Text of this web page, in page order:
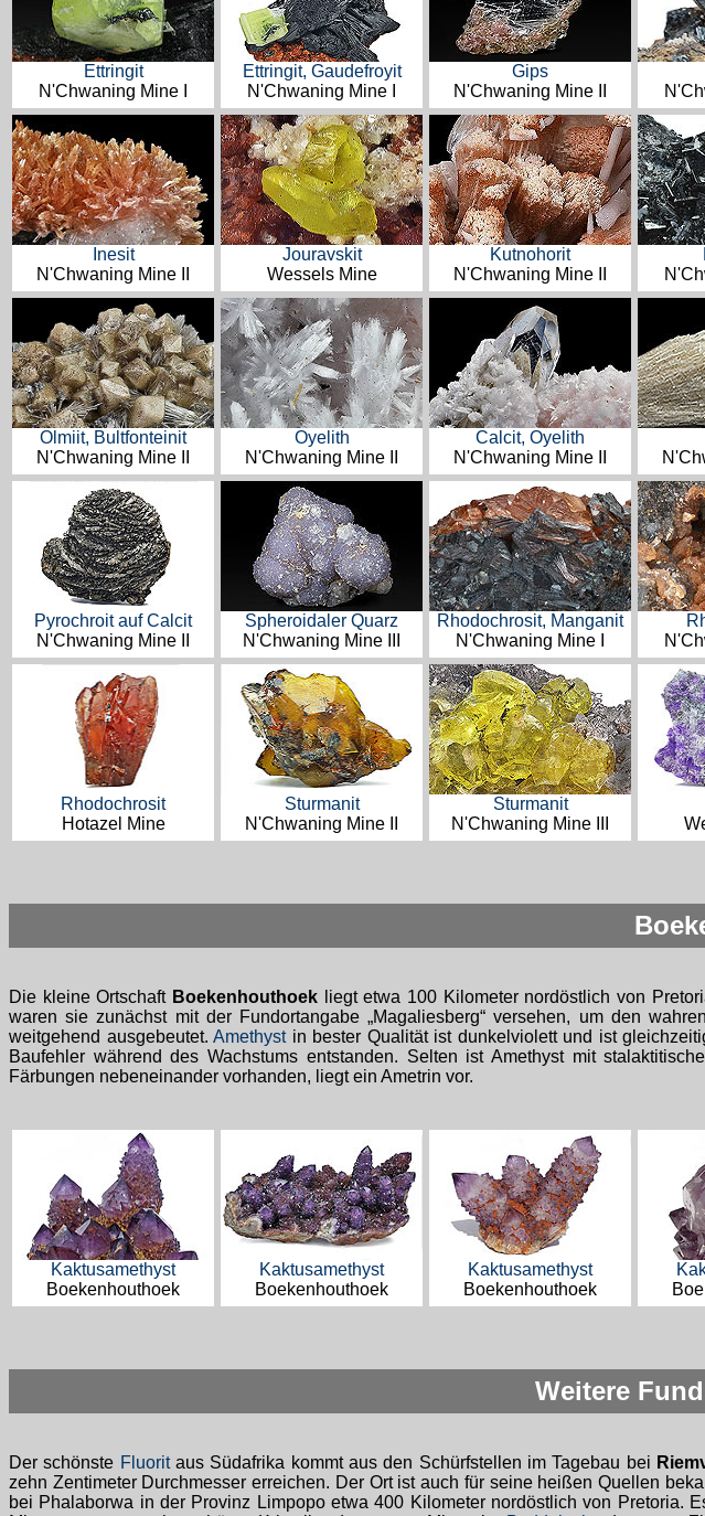
Ettringit
N'Chwaning Mine I
Ettringit, Gaudefroyit
N'Chwaning Mine I
Gips
N'Chwaning Mine II
Inesit
N'Chwaning Mine II
Jouravskit
Wessels Mine
Kutnohorit
N'Chwaning Mine II
Olmiit, Bultfonteinit
N'Chwaning Mine II
Oyelith
N'Chwaning Mine II
Calcit, Oyelith
N'Chwaning Mine II
Pyrochroit auf Calcit
N'Chwaning Mine II
Spheroidaler Quarz
N'Chwaning Mine III
Rhodochrosit, Manganit
N'Chwaning Mine I
Rhodochrosit
Hotazel Mine
Sturmanit
N'Chwaning Mine II
Sturmanit
N'Chwaning Mine III
Die kleine Ortschaft Boekenhouthoekliegt etwa 100 Kilometer nordöstlich von
waren sie zunächst mit der Fundortangabe „Magaliesberg“ versehen, um den
weitgehend ausgebeutet. Amethystin bester Qualität ist dunkelviolett und ist
Baufehler während des Wachstums entstanden. Selten ist Amethyst mit
Färbungen nebeneinander vorhanden, liegt ein Ametrin vor.
Kaktusamethyst
Boekenhouthoek
Kaktusamethyst
Boekenhouthoek
Kaktusamethyst
Boekenhouthoek
Weitere
Der schönste Fluoritaus Südafrika kommt aus den Schürfstellen im Tagebau bei
zehn Zentimeter Durchmesser erreichen. Der Ort ist auch für seine heißen Quellen
bei Phalaborwa in der Provinz Limpopo etwa 400 Kilometer nordöstlich von Pretoria.